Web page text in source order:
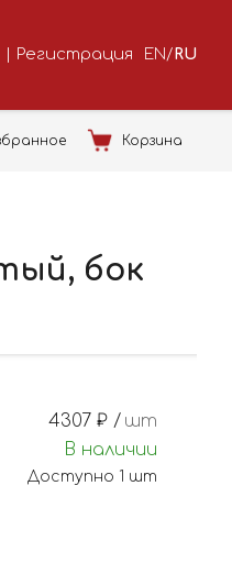
| Регистрация EN /RU
Корзина
бок
4307 ₽ / шт
В наличии
Доступно 1 шт